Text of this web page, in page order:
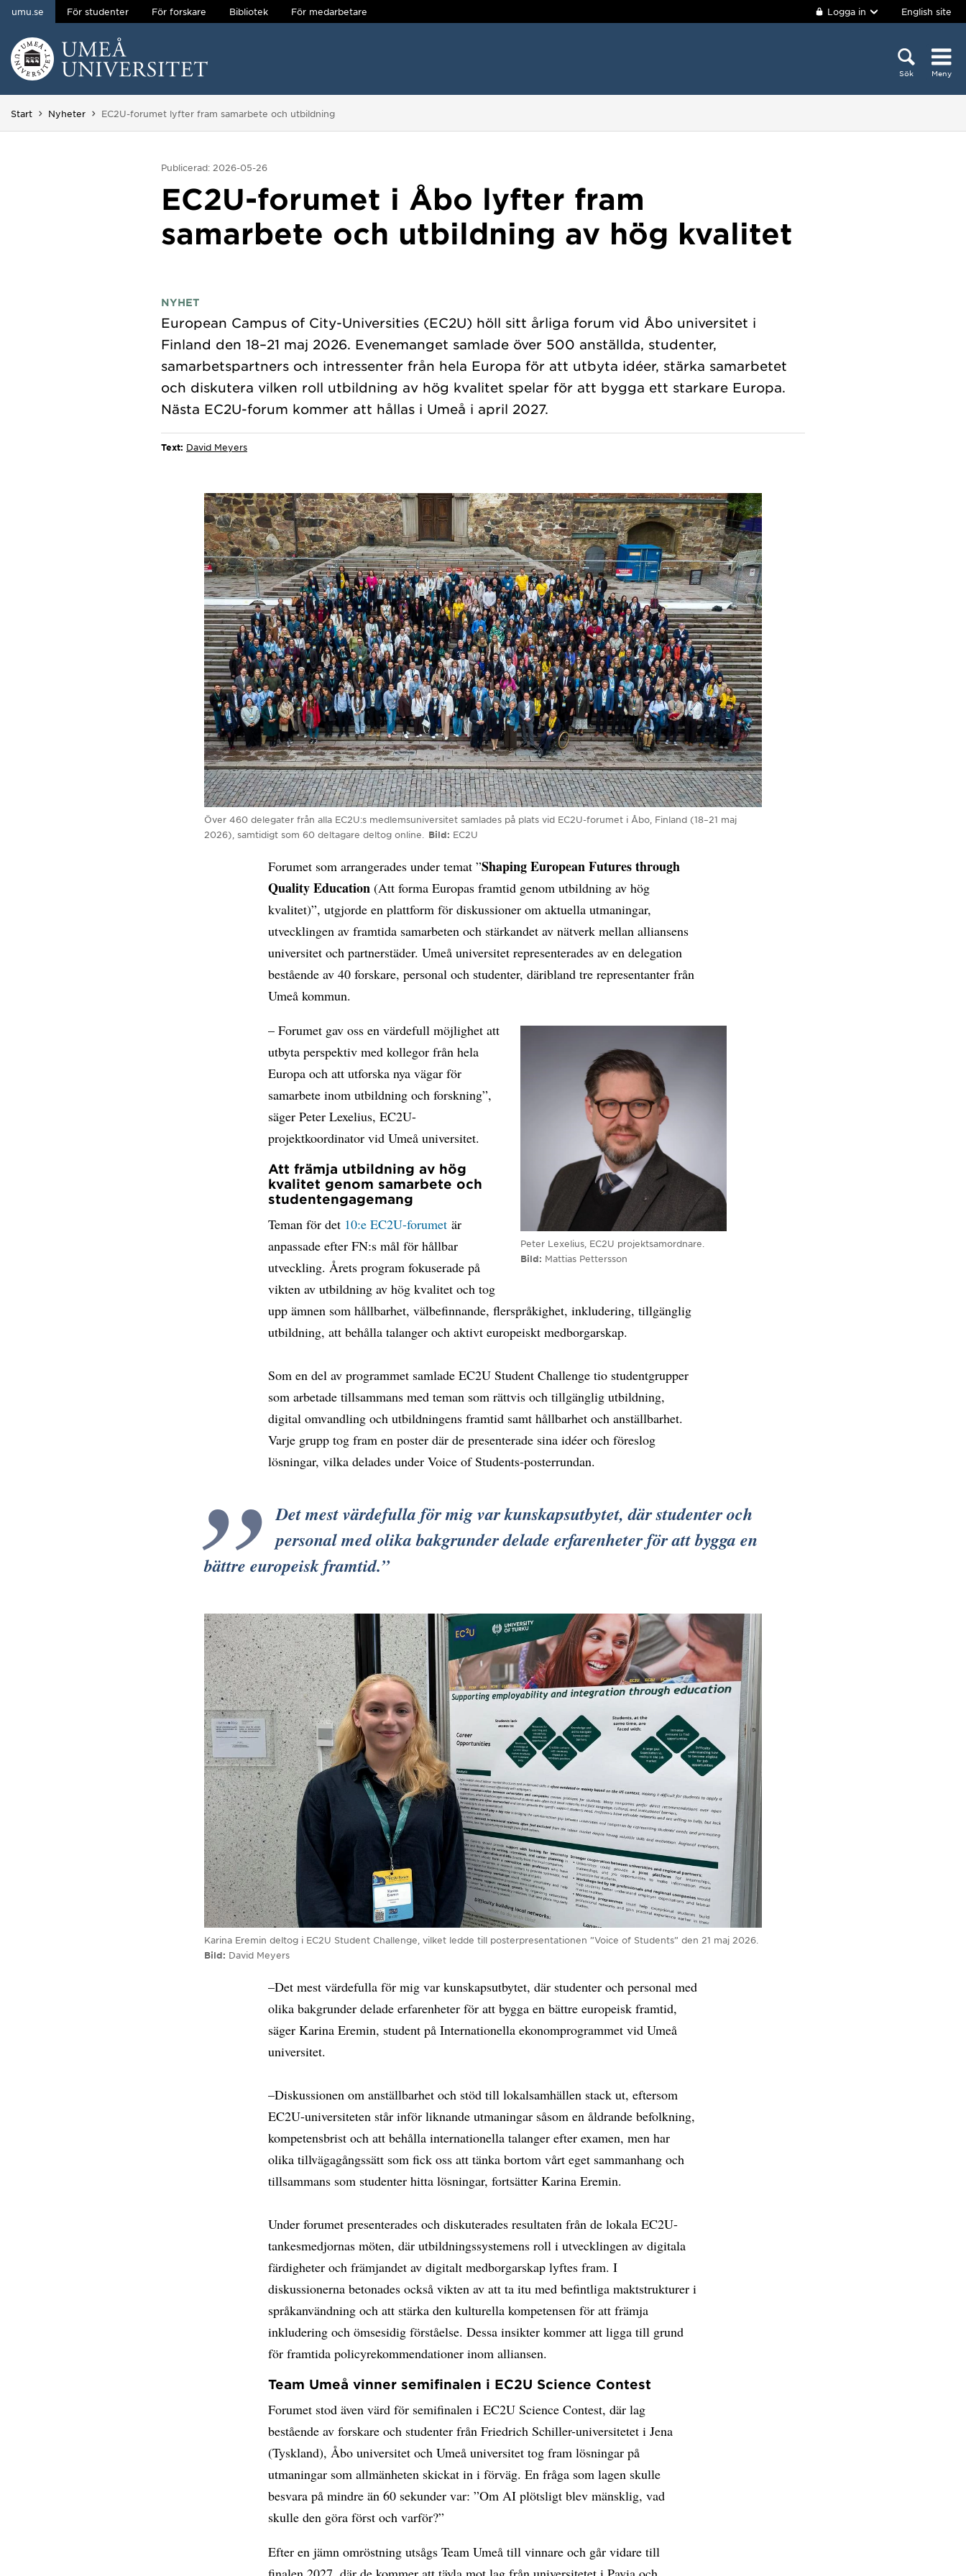
Hoppa direkt till innehållet
umu.se För studenter För forskare Bibliotek För medarbetare Logga in English site
Sök Meny
Start Nyheter Du är här:
EC2U-forumet lyfter fram samarbete och utbildning
Publicerad: 2026-05-26
EC2U-forumet i Åbo lyfter fram
samarbete och utbildning av hög kvalitet
NYHET
European Campus of City-Universities (EC2U) höll sitt årliga forum vid Åbo universitet i
Finland den 18–21 maj 2026. Evenemanget samlade över 500 anställda, studenter,
samarbetspartners och intressenter från hela Europa för att utbyta idéer, stärka samarbetet
och diskutera vilken roll utbildning av hög kvalitet spelar för att bygga ett starkare Europa.
Text: David Meyers
Över 460 delegater från alla EC2U:s medlemsuniversitet samlades på plats vid EC2U-forumet i Åbo, Finland (18–21 maj
2026), samtidigt som 60 deltagare deltog online.
Bild EC2U
Forumet som arrangerades under temat ”Shaping European Futures through
Quality Education(Att forma Europas framtid genom utbildning av hög
kvalitet)”, utgjorde en plattform för diskussioner om aktuella utmaningar,
utvecklingen av framtida samarbeten och stärkandet av nätverk mellan alliansens
universitet och partnerstäder. Umeå universitet representerades av en delegation
bestående av 40 forskare, personal och studenter, däribland tre representanter från
Umeå kommun.
Peter Lexelius, EC2U projektsamordnare.
Bild
Mattias Pettersson
– Forumet gav oss en värdefull möjlighet att
utbyta perspektiv med kollegor från hela
Europa och att utforska nya vägar för
samarbete inom utbildning och forskning”,
säger Peter Lexelius, EC2U-
projektkoordinator vid Umeå universitet.
Att främja utbildning av hög
kvalitet genom samarbete och
studentengagemang
Teman för det 10:e EC2U-forumet är
anpassade efter FN:s mål för hållbar
utveckling. Årets program fokuserade på
vikten av utbildning av hög kvalitet och tog
upp ämnen som hållbarhet, välbefinnande, flerspråkighet, inkludering, tillgänglig
utbildning, att behålla talanger och aktivt europeiskt medborgarskap.
Som en del av programmet samlade EC2U Student Challenge tio studentgrupper
som arbetade tillsammans med teman som rättvis och tillgänglig utbildning,
digital omvandling och utbildningens framtid samt hållbarhet och anställbarhet.
Varje grupp tog fram en poster där de presenterade sina idéer och föreslog
lösningar, vilka delades under Voice of Students-posterrundan.
Det mest värdefulla för mig var kunskapsutbytet, där studenter och
personal med olika bakgrunder delade erfarenheter för att bygga en
bättre europeisk framtid.
Karina Eremin deltog i EC2U Student Challenge, vilket ledde till posterpresentationen ”Voice of Students” den 21 maj 2026.
Bild
David Meyers
–Det mest värdefulla för mig var kunskapsutbytet, där studenter och personal med
olika bakgrunder delade erfarenheter för att bygga en bättre europeisk framtid,
säger Karina Eremin, student på Internationella ekonomprogrammet vid Umeå
universitet.
–Diskussionen om anställbarhet och stöd till lokalsamhällen stack ut, eftersom
EC2U-universiteten står inför liknande utmaningar såsom en åldrande befolkning,
kompetensbrist och att behålla internationella talanger efter examen, men har
olika tillvägagångssätt som fick oss att tänka bortom vårt eget sammanhang och
tillsammans som studenter hitta lösningar, fortsätter Karina Eremin.
Under forumet presenterades och diskuterades resultaten från de lokala EC2U-
tankesmedjornas möten, där utbildningssystemens roll i utvecklingen av digitala
färdigheter och främjandet av digitalt medborgarskap lyftes fram. I
diskussionerna betonades också vikten av att ta itu med befintliga maktstrukturer i
språkanvändning och att stärka den kulturella kompetensen för att främja
inkludering och ömsesidig förståelse. Dessa insikter kommer att ligga till grund
för framtida policyrekommendationer inom alliansen.
Team Umeå vinner semifinalen i EC2U Science Contest
Forumet stod även värd för semifinalen i EC2U Science Contest, där lag
bestående av forskare och studenter från Friedrich Schiller-universitetet i Jena
(Tyskland), Åbo universitet och Umeå universitet tog fram lösningar på
utmaningar som allmänheten skickat in i förväg. En fråga som lagen skulle
besvara på mindre än 60 sekunder var: ”Om AI plötsligt blev mänsklig, vad
skulle den göra först och varför?”
Efter en jämn omröstning utsågs Team Umeå till vinnare och går vidare till